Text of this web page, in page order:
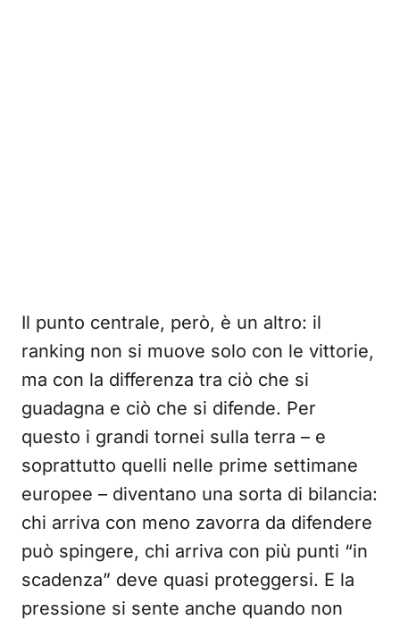
Il punto centrale, però, è un altro: il
ranking non si muove solo con le vittorie,
ma con la differenza tra ciò che si
guadagna e ciò che si difende. Per
questo i grandi tornei sulla terra – e
soprattutto quelli nelle prime settimane
europee – diventano una sorta di bilancia:
chi arriva con meno zavorra da difendere
può spingere, chi arriva con più punti “in
scadenza” deve quasi proteggersi. E la
pressione si sente anche quando non